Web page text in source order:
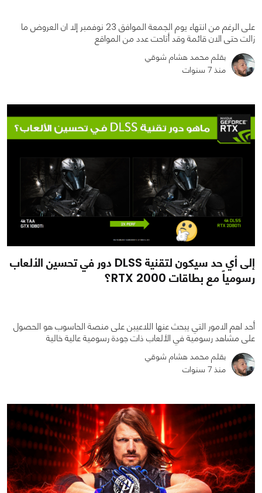
2658
على الرغم من انتهاء يوم الجمعة الموافق 23 نوفمبر إلا ان العروض ما
زالت حتى الان قائمة وقد أتاحت عدد من المواقع
بقلم محمد هشام شوقي
منذ 7 سنوات
4428
إلى أي حد سيكون لتقنية DLSS دور في تحسين الألعاب
رسومياً مع بطاقات RTX 2000؟
أحد اهم الامور التي يبحث عنها اللاعيبن على منصة الحاسوب هو الحصول
على مشاهد رسومية في الألعاب ذات جودة رسومية عالية خالية
بقلم محمد هشام شوقي
منذ 7 سنوات